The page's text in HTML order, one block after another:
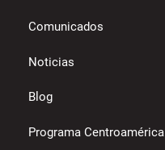
Comunicados
Noticias
Blog
Programa Centroamérica